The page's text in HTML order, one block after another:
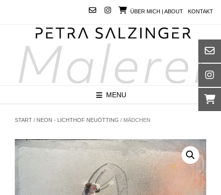
ÜBER MICH | ABOUT KONTAKT
MENU
START / NEON - LICHTHOF NEUÖTTING / MÄDCHEN